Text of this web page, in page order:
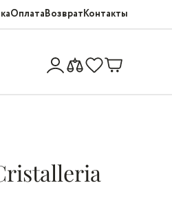
ОплатаВозвратКонтакты